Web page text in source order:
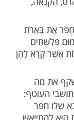
אָבִיו –
אברהם,
לא
הם הרי
לאמלל
של סתימת